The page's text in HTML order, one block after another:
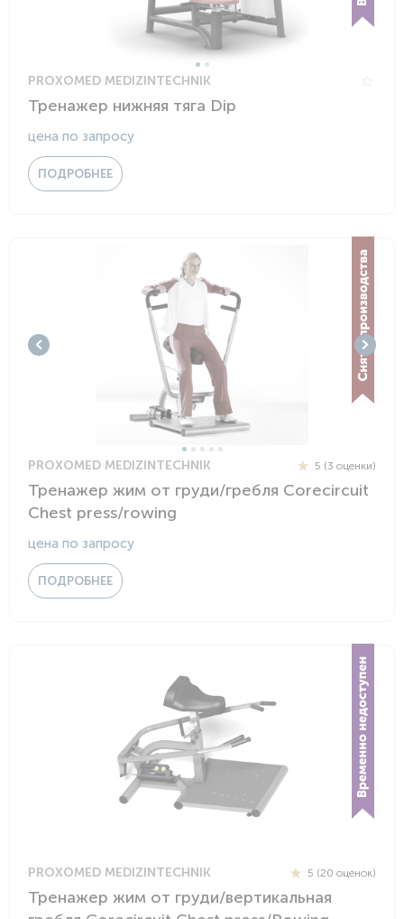
PROXOMED MEDIZINTECHNIK
Тренажер нижняя тяга Dip
цена по запросу
ПОДРОБНЕЕ
PROXOMED MEDIZINTECHNIK 5 (3 оценки)
Тренажер жим от груди/гребля Corecircuit
Chest press/rowing
цена по запросу
ПОДРОБНЕЕ
PROXOMED MEDIZINTECHNIK 5 (20 оценок)
Тренажер жим от груди/вертикальная